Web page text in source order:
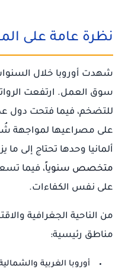
نظرة عامة على
شهدت أوروبا خلال
سوق العمل. ارتفعت
للتضخم، فيما فتحت دول
على مصراعيها لمواجهة
ألمانيا وحدها تحتاج إلى ما
متخصص سنوياً، فيما
على نفس الكفاءات.
من الناحية الجغرافية
مناطق رئيسية:
أوروبا الغربية